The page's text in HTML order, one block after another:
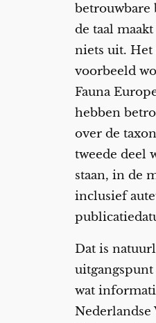
betrouwbare
de taal
niets uit. Het
voorbeeld
Fauna
hebben
over de
tweede deel
staan, in de
inclusief
Dat is
uitgangspunt
wat